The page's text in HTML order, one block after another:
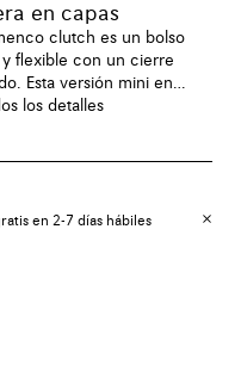
en capas
clutch es un bolso
y flexible con un cierre
Esta versión mini en
está confeccionada en piel
y volumen.
los detalles
en 2-7 días hábiles